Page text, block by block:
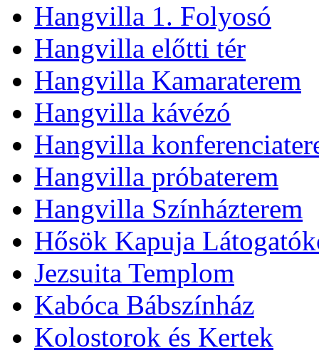
Hangvilla 1. Folyosó
Hangvilla előtti tér
Hangvilla Kamaraterem
Hangvilla kávézó
Hangvilla
Hangvilla próbaterem
Hangvilla Színházterem
Hősök Kapuja
Jezsuita Templom
Kabóca Bábszínház
Kolostorok és Kertek